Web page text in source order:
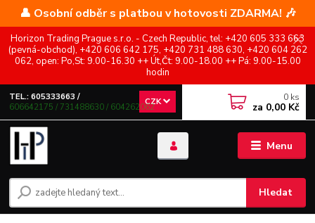
👤 Osobní odběr s platbou v hotovosti ZDARMA! 🎶
Horizon Trading Prague s.r.o. - Czech Republic, tel: +420 605 333 663
(pevná-obchod), +420 606 642 175, +420 731 488 630, +420 604 262
062, open: Po,St: 9.00-16.30 ++ Út,Čt: 9.00-18.00 ++ Pá: 9.00-15.00
hodin
Menu
CZK
Hledat
TEL.: 605333663 /
606642175 / 731488630 / 604262062
0 ks
za 0,00 Kč